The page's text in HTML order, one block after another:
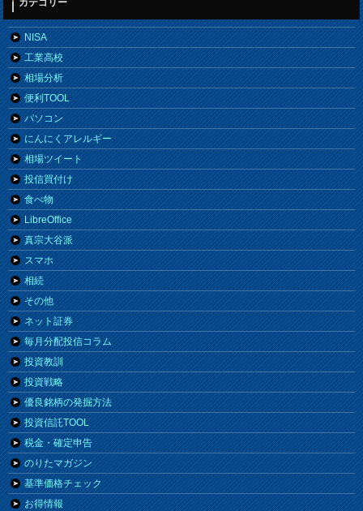
カテゴリー
NISA
工業高校
相場分析
便利TOOL
パソコン
にんにくアレルギー
相場ツイート
投信買付け
食べ物
LibreOffice
真宗大谷派
スマホ
相続
その他
ネット証券
毎月分配投信コラム
投資教訓
投資戦略
優良銘柄の発掘方法
投資信託TOOL
税金・確定申告
のりたマガジン
基準価格チェック
お得情報